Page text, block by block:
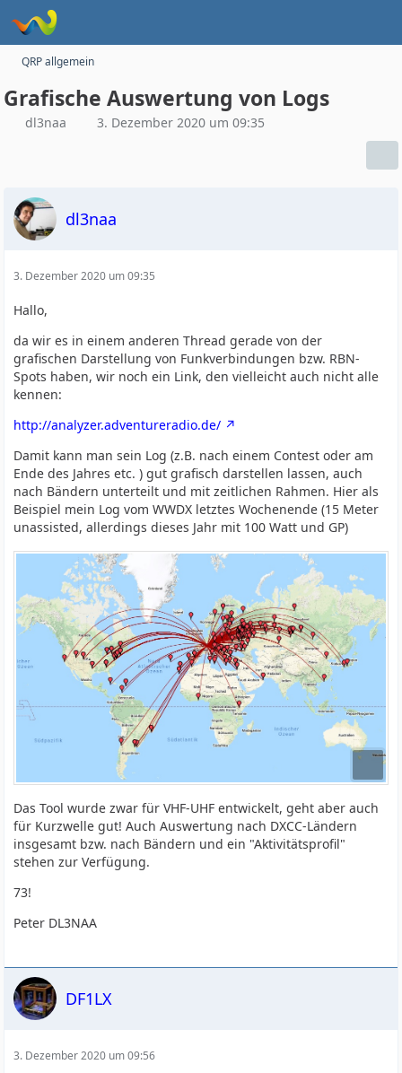
QRP allgemein
Grafische Auswertung von Logs
dl3naa 3. Dezember 2020 um 09:35
dl3naa
3. Dezember 2020 um 09:35
Hallo,
da wir es in einem anderen Thread gerade von der
grafischen Darstellung von Funkverbindungen bzw. RBN-
Spots haben, wir noch ein Link, den vielleicht auch nicht alle
kennen:
http://analyzer.adventureradio.de/
Damit kann man sein Log (z.B. nach einem Contest oder am
Ende des Jahres etc. ) gut grafisch darstellen lassen, auch
nach Bändern unterteilt und mit zeitlichen Rahmen. Hier als
Beispiel mein Log vom WWDX letztes Wochenende (15 Meter
unassisted, allerdings dieses Jahr mit 100 Watt und GP)
Das Tool wurde zwar für VHF-UHF entwickelt, geht aber auch
für Kurzwelle gut! Auch Auswertung nach DXCC-Ländern
insgesamt bzw. nach Bändern und ein "Aktivitätsprofil"
stehen zur Verfügung.
73!
Peter DL3NAA
DF1LX
3. Dezember 2020 um 09:56